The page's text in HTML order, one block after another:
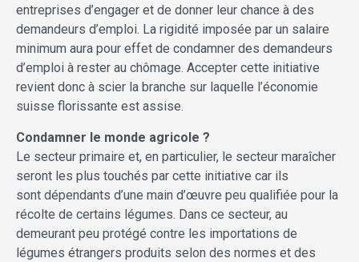
entreprises d’engager et de donner leur chance à des
demandeurs d’emploi. La rigidité imposée par un salaire
minimum aura pour effet de condamner des demandeurs
d’emploi à rester au chômage. Accepter cette initiative
revient donc à scier la branche sur laquelle l’économie
suisse florissante est assise.
Condamner le monde agricole ?
Le secteur primaire et, en particulier, le secteur maraîcher
seront les plus touchés par cette initiative car ils
sont dépendants d’une main d’œuvre peu qualifiée pour la
récolte de certains légumes. Dans ce secteur, au
demeurant peu protégé contre les importations de
légumes étrangers produits selon des normes et des